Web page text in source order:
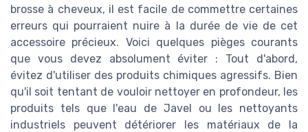
brosse à cheveux, il est facile de commettre certaines
erreurs qui pourraient nuire à la durée de vie de cet
accessoire précieux. Voici quelques pièges courants
que vous devez absolument éviter : Tout d'abord,
évitez d'utiliser des produits chimiques agressifs. Bien
qu'il soit tentant de vouloir nettoyer en profondeur, les
produits tels que l'eau de Javel ou les nettoyants
industriels peuvent détériorer les matériaux de la